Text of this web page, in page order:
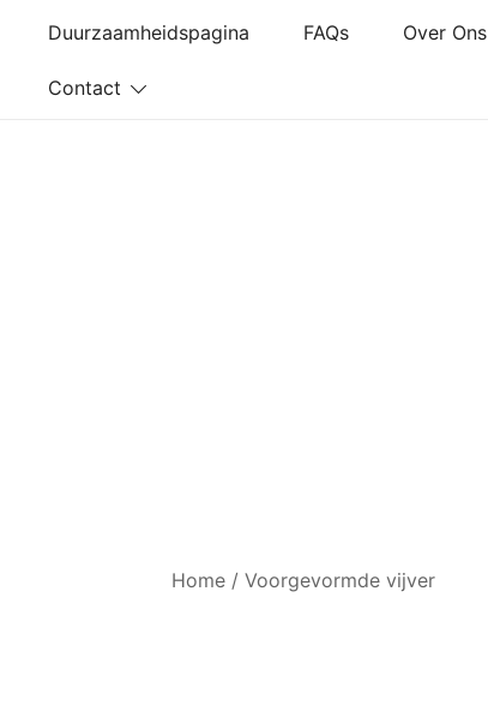
Duurzaamheidspagina FAQs Over Ons
Contact
Home / Voorgevormde vijver